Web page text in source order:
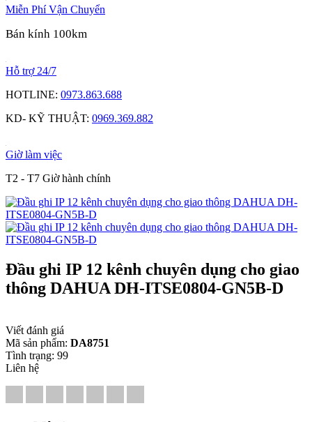
Miễn Phí Vận Chuyển
Bán kính 100km
Hỗ trợ 24/7
HOTLINE: 0973.863.688
KD- KỸ THUẬT: 0969.369.882
Giờ làm việc
T2 - T7 Giờ hành chính
Đầu ghi IP 12 kênh chuyên dụng cho giao
thông DAHUA DH-ITSE0804-GN5B-D
Viết đánh giá
Mã sản phẩm: DA8751
Tình trạng: 99
Liên hệ